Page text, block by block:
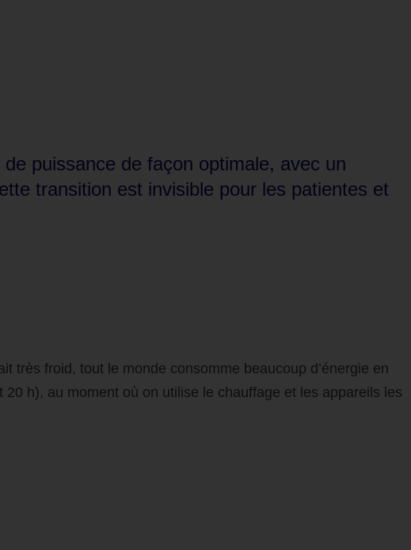
puissance de façon optimale, avec un
transition est invisible pour les patientes et
très froid, tout le monde consomme beaucoup d’énergie en
h), au moment où on utilise le chauffage et les appareils les